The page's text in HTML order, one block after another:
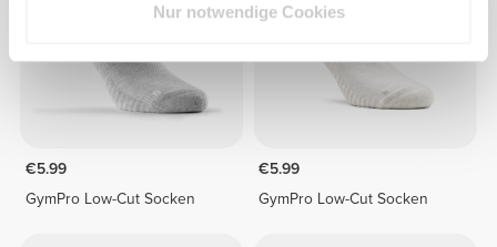
Nur notwendige Cookies
€5.99
GymPro Low-Cut Socken
€5.99
GymPro Low-Cut Socken